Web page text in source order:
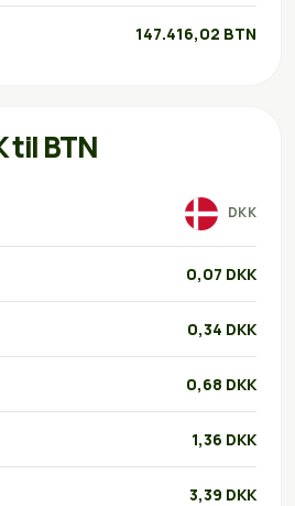
147.416,02 BTN
til BTN
DKK
0,07 DKK
0,34 DKK
0,68 DKK
1,36 DKK
3,39 DKK